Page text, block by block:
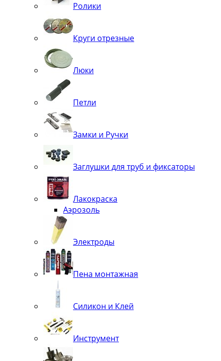
Ролики
Круги отрезные
Люки
Петли
Замки и Ручки
Заглушки для труб и фиксаторы
Лакокраска
Аэрозоль
Электроды
Пена монтажная
Силикон и Клей
Инструмент